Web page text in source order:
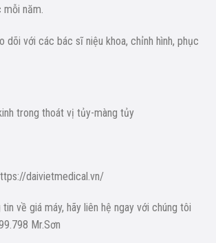
mỗi năm.
dõi với các bác sĩ niệu khoa, chỉnh hình, phục
trong thoát vị tủy-màng tủy
daivietmedical.vn/
về giá máy, hãy liên hệ ngay với chúng tôi
Mr.Sơn